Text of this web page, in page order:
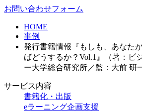
お問い合わせフォーム
HOME
事例
発行書籍情報『もしも、あなた
ばどうするか？Vol.1』（著：ビ
ー大学総合研究所／監：大前 研
サービス内容
書籍化・出版
eラーニング企画支援